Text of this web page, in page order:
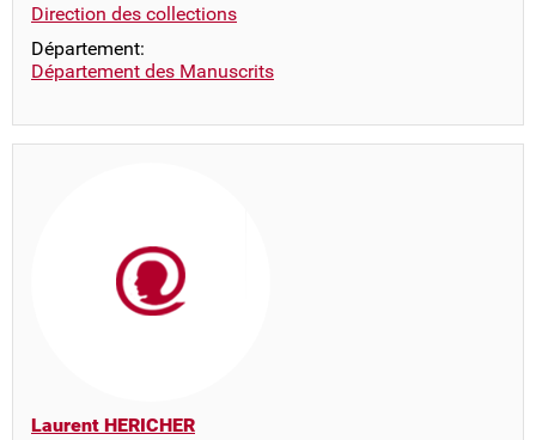
Direction des collections
Département:
Département des Manuscrits
Laurent HERICHER